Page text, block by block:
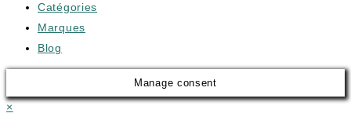
Catégories
Marques
Blog
Manage consent
×